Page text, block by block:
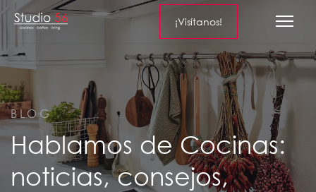
¡Visítanos!
BLOG
Hablamos de Cocinas:
noticias, consejos,